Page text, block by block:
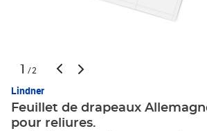
1 /2
Lindner
Feuillet de drapeaux
pour reliures.